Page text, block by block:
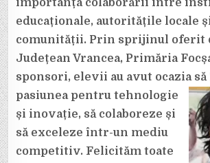
importanța colaborării între
educaționale, autoritățile locale
comunității. Prin sprijinul oferit
Județean Vrancea, Primăria
sponsori, elevii au avut ocazia
pasiunea pentru tehnologie
și inovație, să colaboreze și
să exceleze într-un mediu
competitiv. Felicităm toate